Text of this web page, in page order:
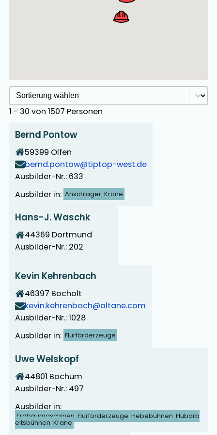
1 - 30 von 1507 Personen
Ausbildersuche Sortieren
Sort content
Bernd Pontow
59399 Olfen
bernd.pontow@tiptop-west.de
Ausbilder-Nr.: 633
Ausbilder in: Anschläger Krane
Hans-J. Waschk
44369 Dortmund
Ausbilder-Nr.: 202
Kevin Kehrenbach
46397 Bocholt
kevin.kehrenbach@altane.com
Ausbilder-Nr.: 1028
Ausbilder in: Flurförderzeuge
Uwe Welskopf
44801 Bochum
Ausbilder-Nr.: 497
Ausbilder in:
Erdbaumaschinen Flurförderzeuge Hebebühnen Hubarb
eitsbühnen Krane